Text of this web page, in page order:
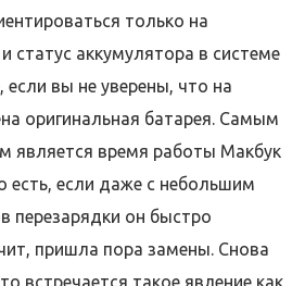
только на
статус аккумулятора в системе
если вы не уверены, что на
оригинальная батарея. Самым
является время работы Макбук
есть, если даже с небольшим
перезарядки он быстро
пришла пора замены. Снова
встречается такое явление как